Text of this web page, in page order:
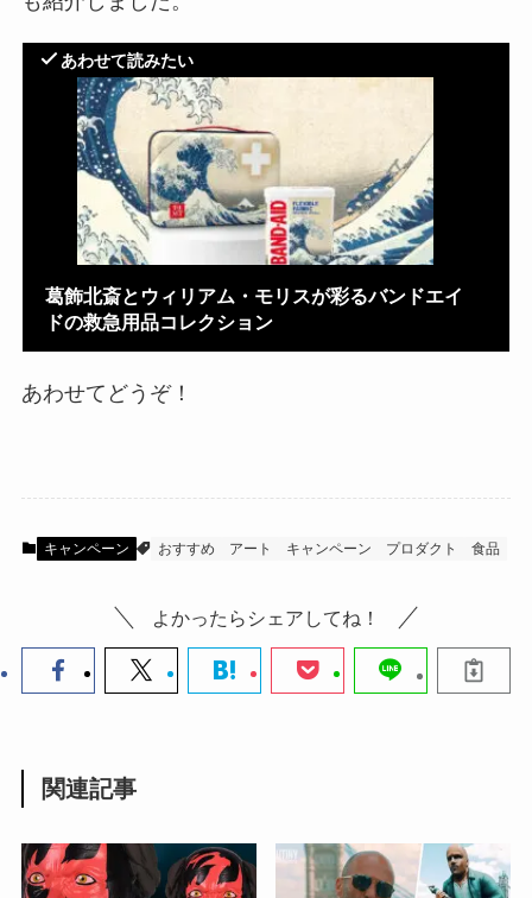
あわせて読みたい
葛飾北斎とウィリアム・モリスが彩るバンドエイ
ドの救急用品コレクション
あわせてどうぞ！
キャンペーン おすすめ アート キャンペーン プロダクト 食品
よかったらシェアしてね！
関連記事